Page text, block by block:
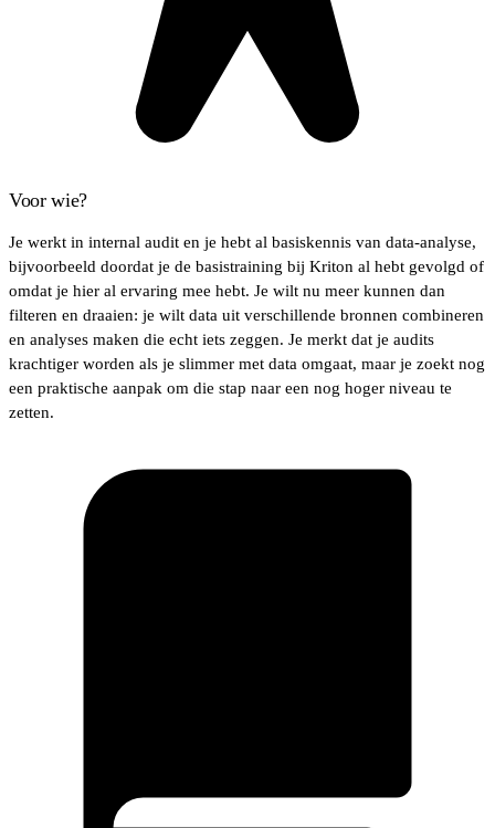
Voor wie?
Je werkt in internal audit en je hebt al basiskennis van data-analyse,
bijvoorbeeld doordat je de basistraining bij Kriton al hebt gevolgd of
omdat je hier al ervaring mee hebt. Je wilt nu meer kunnen dan
filteren en draaien: je wilt data uit verschillende bronnen combineren
en analyses maken die echt iets zeggen. Je merkt dat je audits
krachtiger worden als je slimmer met data omgaat, maar je zoekt nog
een praktische aanpak om die stap naar een nog hoger niveau te
zetten.